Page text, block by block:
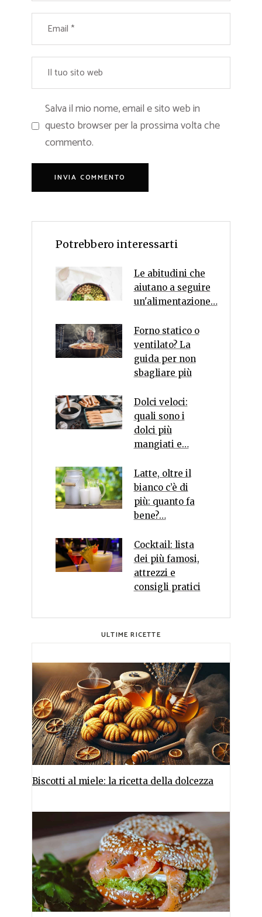
Salva il mio nome, email e sito web in
questo browser per la prossima volta che
commento.
Potrebbero interessarti
Le abitudini che
aiutano a seguire
un'alimentazione…
Forno statico o
ventilato? La
guida per non
sbagliare più
Dolci veloci:
quali sono i
dolci più
mangiati e…
Latte, oltre il
bianco c’è di
più: quanto fa
bene?…
Cocktail: lista
dei più famosi,
attrezzi e
consigli pratici
ULTIME RICETTE
Biscotti al miele: la ricetta della dolcezza